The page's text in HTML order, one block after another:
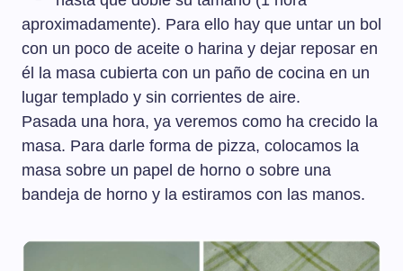
aproximadamente). Para ello hay que untar un bol
con un poco de aceite o harina y dejar reposar en
él la masa cubierta con un paño de cocina en un
lugar templado y sin corrientes de aire.
Pasada una hora, ya veremos como ha crecido la
masa. Para darle forma de pizza, colocamos la
masa sobre un papel de horno o sobre una
bandeja de horno y la estiramos con las manos.